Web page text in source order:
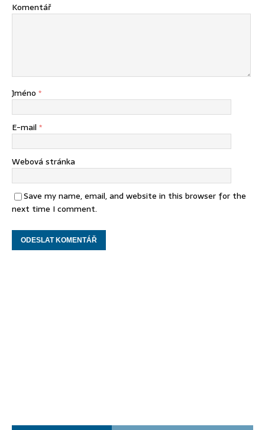
Komentář
Jméno *
E-mail *
Webová stránka
Save my name, email, and website in this browser for the
next time I comment.